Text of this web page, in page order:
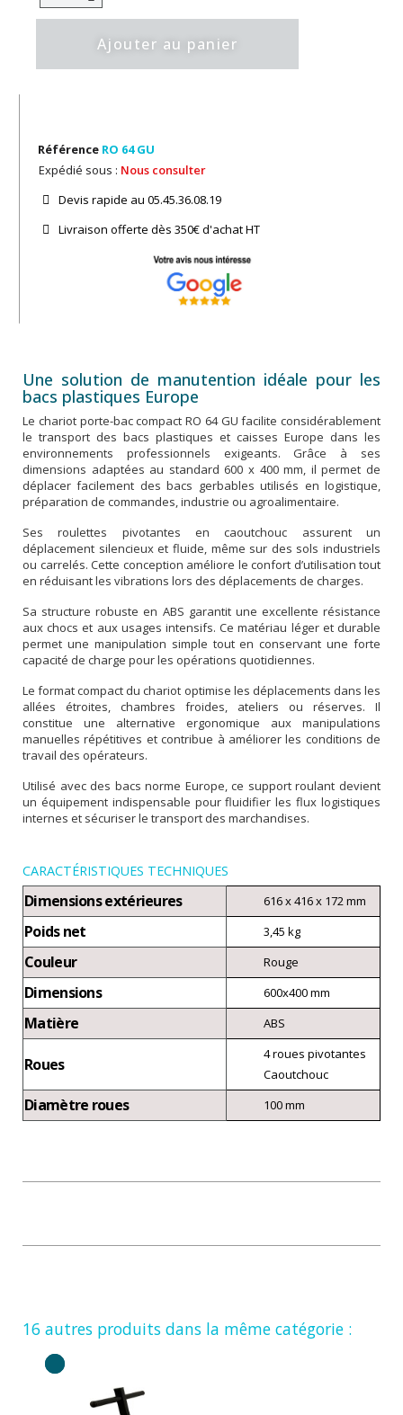
Ajouter au panier
Référence RO 64 GU
Expédié sous : Nous consulter
Devis rapide au 05.45.36.08.19​
Livraison offerte dès 350€ d'achat​ HT
Une solution de manutention idéale pour les
bacs plastiques Europe
Le chariot porte-bac compact RO 64 GU facilite considérablement
le transport des bacs plastiques et caisses Europe dans les
environnements professionnels exigeants. Grâce à ses
dimensions adaptées au standard 600 x 400 mm, il permet de
déplacer facilement des bacs gerbables utilisés en logistique,
préparation de commandes, industrie ou agroalimentaire.
Ses roulettes pivotantes en caoutchouc assurent un
déplacement silencieux et fluide, même sur des sols industriels
ou carrelés. Cette conception améliore le confort d’utilisation tout
en réduisant les vibrations lors des déplacements de charges.
Sa structure robuste en ABS garantit une excellente résistance
aux chocs et aux usages intensifs. Ce matériau léger et durable
permet une manipulation simple tout en conservant une forte
capacité de charge pour les opérations quotidiennes.
Le format compact du chariot optimise les déplacements dans les
allées étroites, chambres froides, ateliers ou réserves. Il
constitue une alternative ergonomique aux manipulations
manuelles répétitives et contribue à améliorer les conditions de
travail des opérateurs.
Utilisé avec des bacs norme Europe, ce support roulant devient
un équipement indispensable pour fluidifier les flux logistiques
internes et sécuriser le transport des marchandises.
CARACTÉRISTIQUES TECHNIQUES
Dimensions extérieures 616 x 416 x 172 mm
Poids net 3,45 kg
Couleur Rouge
Dimensions 600x400 mm
Matière ABS
Roues
4 roues pivotantes
Caoutchouc
Diamètre roues 100 mm
16 autres produits dans la même catégorie :